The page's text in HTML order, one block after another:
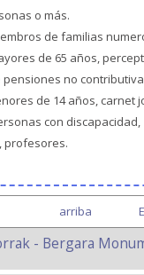
o más.
de familias
de 65 años,
no
de 14 años, carnet
con discapacidad,
profesores.
arriba
- Bergara